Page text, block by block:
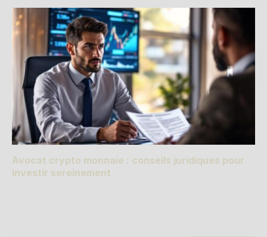
Avocat crypto monnaie : conseils juridiques pour
investir sereinement